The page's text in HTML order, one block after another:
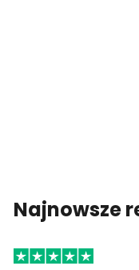
Najnowsze